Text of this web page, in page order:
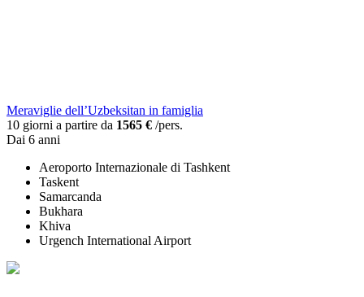
Meraviglie dell’Uzbeksitan in famiglia
10 giorni a partire da 1565 € /pers.
Dai 6 anni
Aeroporto Internazionale di Tashkent
Taskent
Samarcanda
Bukhara
Khiva
Urgench International Airport